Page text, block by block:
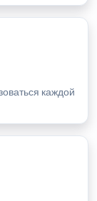
каждой